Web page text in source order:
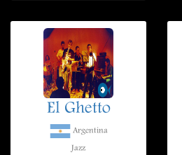
El Ghetto
Argentina
Jazz